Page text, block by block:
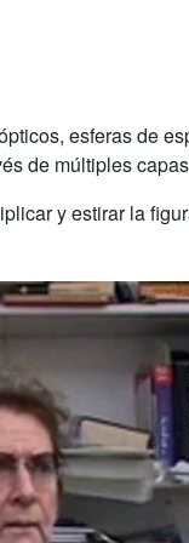
, esferasde
de múltiplescapas
y estirar la